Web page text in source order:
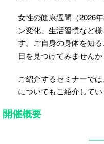
女性の健康週間（2026
ン変化、生活習慣など
す。ご自身の身体を知
日を見つけてみませんか
ご紹介するセミナーで
についてもご紹介してい
開催概要